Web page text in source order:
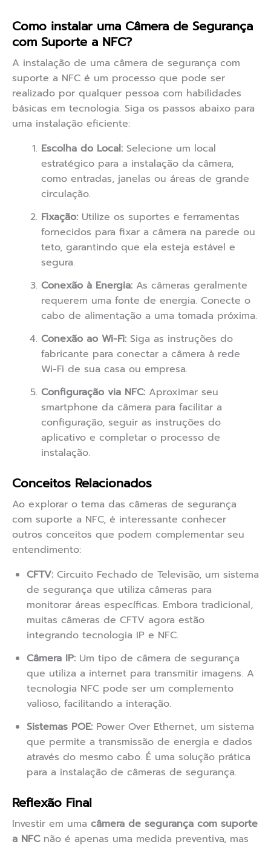
Como instalar uma Câmera de Segurança
com Suporte a NFC?
A instalação de uma câmera de segurança com
suporte a NFC é um processo que pode ser
realizado por qualquer pessoa com habilidades
básicas em tecnologia. Siga os passos abaixo para
uma instalação eficiente:
Escolha do Local: Selecione um local
estratégico para a instalação da câmera,
como entradas, janelas ou áreas de grande
circulação.
Fixação: Utilize os suportes e ferramentas
fornecidos para fixar a câmera na parede ou
teto, garantindo que ela esteja estável e
segura.
Conexão à Energia: As câmeras geralmente
requerem uma fonte de energia. Conecte o
cabo de alimentação a uma tomada próxima.
Conexão ao Wi-Fi: Siga as instruções do
fabricante para conectar a câmera à rede
Wi-Fi de sua casa ou empresa.
Configuração via NFC: Aproximar seu
smartphone da câmera para facilitar a
configuração, seguir as instruções do
aplicativo e completar o processo de
instalação.
Conceitos Relacionados
Ao explorar o tema das câmeras de segurança
com suporte a NFC, é interessante conhecer
outros conceitos que podem complementar seu
entendimento:
CFTV: Circuito Fechado de Televisão, um sistema
de segurança que utiliza câmeras para
monitorar áreas específicas. Embora tradicional,
muitas câmeras de CFTV agora estão
integrando tecnologia IP e NFC.
Câmera IP: Um tipo de câmera de segurança
que utiliza a internet para transmitir imagens. A
tecnologia NFC pode ser um complemento
valioso, facilitando a interação.
Sistemas POE: Power Over Ethernet, um sistema
que permite a transmissão de energia e dados
através do mesmo cabo. É uma solução prática
para a instalação de câmeras de segurança.
Reflexão Final
Investir em uma câmera de segurança com suporte
a NFCnão é apenas uma medida preventiva, mas